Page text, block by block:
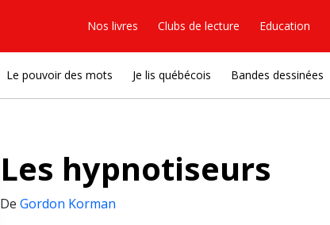
Nos livres Clubs de lecture Education
Le pouvoir des mots Je lis québécois Bandes dessinées
Les hypnotiseurs
De Gordon Korman